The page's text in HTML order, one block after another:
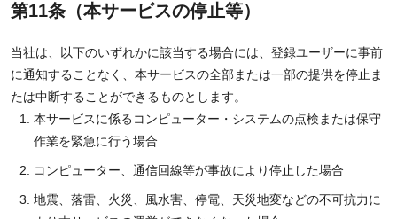
第11条（本サービスの停止等）
当社は、以下のいずれかに該当する場合には、登録ユーザーに事前
に通知することなく、本サービスの全部または一部の提供を停止ま
たは中断することができるものとします。
本サービスに係るコンピューター・システムの点検または保守
作業を緊急に行う場合
コンピューター、通信回線等が事故により停止した場合
地震、落雷、火災、風水害、停電、天災地変などの不可抗力に